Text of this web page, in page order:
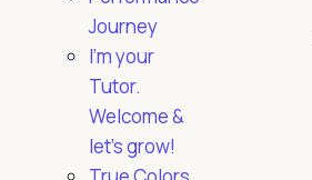
Journey
I'm your
Tutor.
Welcome &
let's grow!